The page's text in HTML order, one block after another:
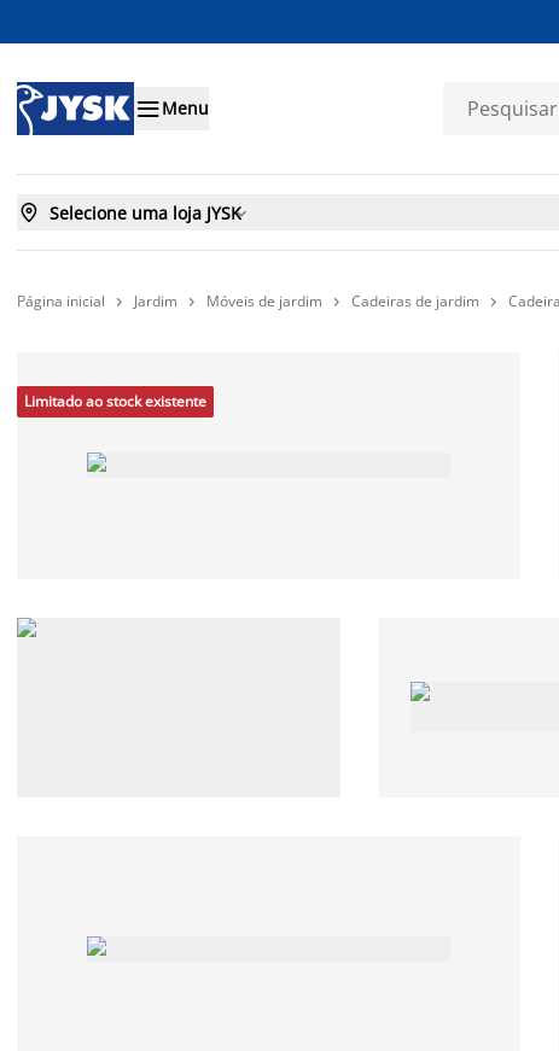
Menu
 Selecione uma loja JYSK
Página inicial  Jardim  Móveis de jardim  Cadeiras de jardim 
Limitado ao stock existente